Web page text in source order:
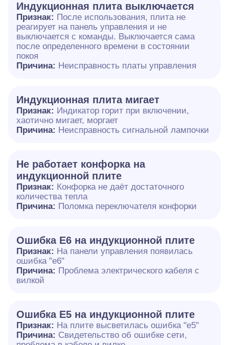
Индукционная плита выключается
Признак: После использования, плита не
реагирует на панель управления и не
выключается с команды. Выключается сама
после определенного времени в состоянии
покоя
Причина: Неисправность платы управления
Индукционная плита мигает
Признак: Индикатор горит при включении,
хаотично мигает, моргает
Причина: Неисправность сигнальной лампочки
Не работает конфорка на
индукционной плите
Признак: Конфорка не даёт достаточного
количества тепла
Причина: Поломка переключателя конфорки
Ошибка E6 на индукционной плите
Признак: На панели управления появилась
ошибка "e6"
Причина: Проблема электрического кабеля с
вилкой
Ошибка Е5 на индукционной плите
Признак: На плите высветилась ошибка "е5"
Причина: Свидетельство об ошибке сети,